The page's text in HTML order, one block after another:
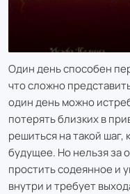
Один день способен
что сложно
один день можно
потерять близких в
решиться на такой
будущее. Но нельзя за
простить содеянное и
внутри и требует